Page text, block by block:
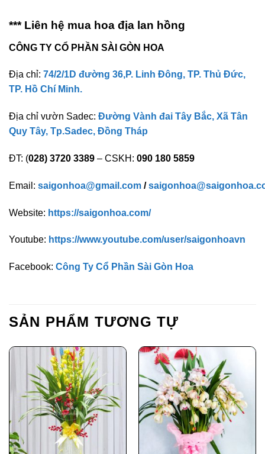
*** Liên hệ mua hoa địa lan hồng
CÔNG TY CỔ PHẦN SÀI GÒN HOA
Địa chỉ: 74/2/1D đường 36,P. Linh Đông, TP. Thủ Đức,
TP. Hồ Chí Minh.
Địa chỉ vườn Sadec: Đường Vành đai Tây Bắc, Xã Tân
Quy Tây, Tp.Sadec, Đồng Tháp
ĐT: (028) 3720 3389 – CSKH: 090 180 5859
Email: saigonhoa@gmail.com /
Website: https://saigonhoa.com/
Youtube: https://www.youtube.com/user/saigonhoavn
Facebook: Công Ty Cổ Phần Sài Gòn Hoa
SẢN PHẨM TƯƠNG TỰ